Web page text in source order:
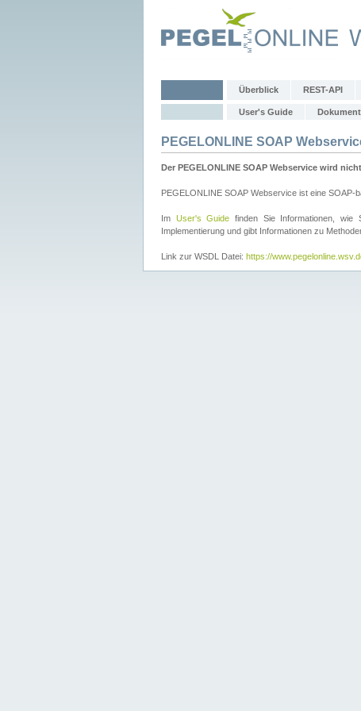
Überblick REST-API
User's Guide
PEGELONLINE SOAP
Der PEGELONLINE SOAP Webservice wird
PEGELONLINE SOAP Webservice ist eine SOAP-
Im User's Guide finden Sie Informationen, wie
Implementierung und gibt Informationen zu
Link zur WSDL Datei: https://